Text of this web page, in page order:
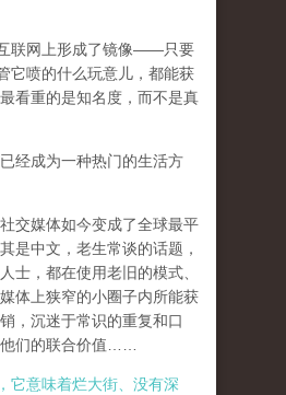
联网上形成了镜像——只要
它喷的什么玩意儿，都能获
看重的是知名度，而不是真
经成为一种热门的生活方
交媒体如今变成了全球最平
是中文，老生常谈的话题，
士，都在使用老旧的模式、
体上狭窄的小圈子内所能获
，沉迷于常识的重复和口
们的联合价值……
它意味着烂大街、没有深